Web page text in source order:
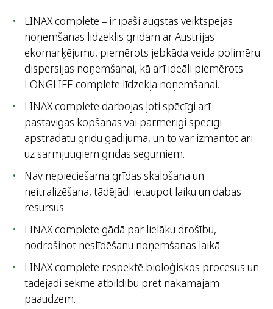
LINAX complete – ir īpaši augstas veiktspējas
noņemšanas līdzeklis grīdām ar Austrijas
ekomarķējumu, piemērots jebkāda veida polimēru
dispersijas noņemšanai, kā arī ideāli piemērots
LONGLIFE complete līdzekļa noņemšanai.
LINAX complete darbojas ļoti spēcīgi arī
pastāvīgas kopšanas vai pārmērīgi spēcīgi
apstrādātu grīdu gadījumā, un to var izmantot arī
uz sārmjutīgiem grīdas segumiem.
Nav nepieciešama grīdas skalošana un
neitralizēšana, tādējādi ietaupot laiku un dabas
resursus.
LINAX complete gādā par lielāku drošību,
nodrošinot neslīdēšanu noņemšanas laikā.
LINAX complete respektē bioloģiskos procesus un
tādējādi sekmē atbildību pret nākamajām
paaudzēm.